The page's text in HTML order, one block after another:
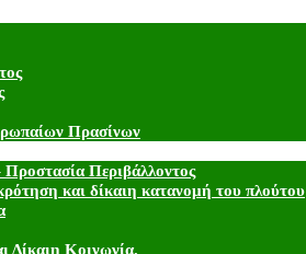
Πρασίνων
Περιβάλλοντος
και δίκαιη κατανομή του πλούτου
Δίκαιη Κοινωνία.